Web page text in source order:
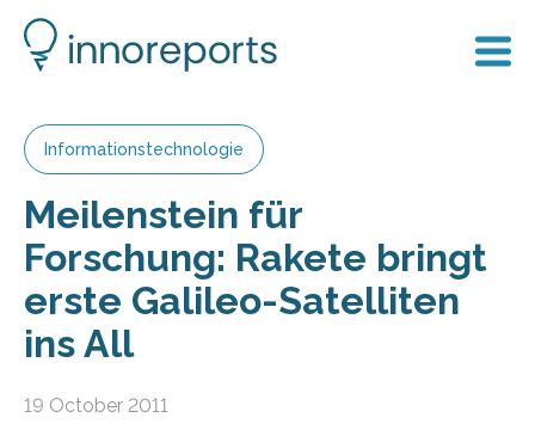
Informationstechnologie
Meilenstein für
Forschung: Rakete bringt
erste Galileo-Satelliten
ins All
19 October 2011